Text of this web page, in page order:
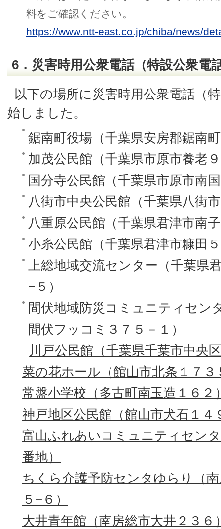
料をご確認ください。
https://www.ntt-east.co.jp/chiba/news/
6．災害時用公衆電話（特設公衆電
以下の場所に災害時用公衆電話（
始しました。
鋸南町役場（千葉県安房郡鋸南
加茂公民館（千葉県市原市養老
国分寺公民館（千葉県市原市南
八街市中央公民館（千葉県八街
八重原公民館（千葉県君津市南
小糸公民館（千葉県君津市糠田
上総地域交流センター（千葉県
−５）
間伏地域防災コミュニティセン
間伏フッコミ３７５－１）
川戸公民館（千葉県千葉市中央
菜の花ホール（館山市北条１７３
常盤小学校（多古町南玉造１６２
神戸地区公民館（館山市犬石１４
富山ふれあいコミュニティセン
番地）
ちくら介護予防センタゆらり（
５−６）
大井青年館（南房総市大井２３６